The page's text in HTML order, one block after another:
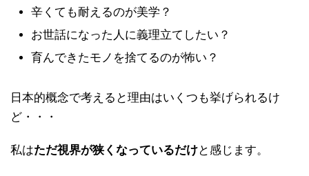
辛くても耐えるのが美学？
お世話になった人に義理立てしたい？
育んできたモノを捨てるのが怖い？
日本的概念で考えると理由はいくつも挙げられるけ
ど・・・
私はただ視界が狭くなっているだけと感じます。